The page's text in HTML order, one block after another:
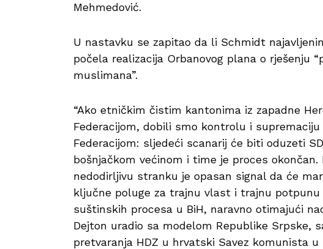
Mehmedović.
U nastavku se zapitao da li Schmidt
počela realizacija Orbanovog plana o rješenju
muslimana”.
“Ako etničkim čistim kantonima iz zapadne
Federacijom, dobili smo kontrolu i
Federacijom: sljedeći scanarij će biti oduzeti
bošnjačkom većinom i time je proces
nedodirljivu stranku je opasan signal da će
ključne poluge za trajnu vlast i trajnu
suštinskih procesa u BiH, naravno otimajući
Dejton uradio sa modelom Republike Srpske,
pretvaranja HDZ u hrvatski Savez komunista u